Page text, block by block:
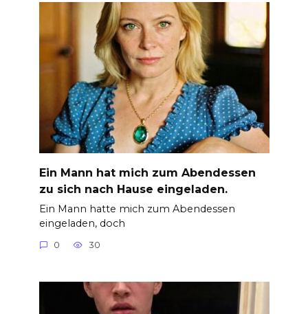
Ein Mann hat mich zum Abendessen
zu sich nach Hause eingeladen.
Ein Mann hatte mich zum Abendessen
eingeladen, doch
0 30